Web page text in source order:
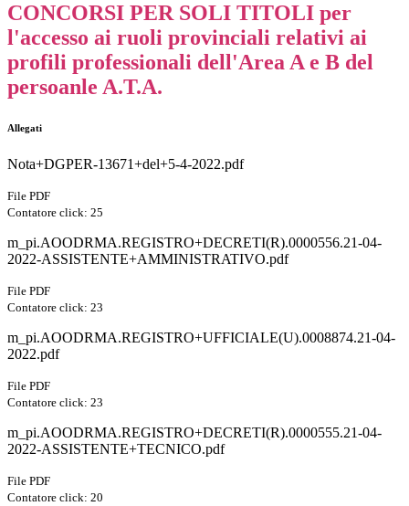
CONCORSI PER SOLI TITOLI per
l'accesso ai ruoli provinciali relativi ai
profili professionali dell'Area A e B del
persoanle A.T.A.
Allegati
Nota+DGPER-13671+del+5-4-2022.pdf
File PDF
Contatore click: 25
m_pi.AOODRMA.REGISTRO+DECRETI(R).0000556.21-04-
2022-ASSISTENTE+AMMINISTRATIVO.pdf
File PDF
Contatore click: 23
m_pi.AOODRMA.REGISTRO+UFFICIALE(U).0008874.21-04-
2022.pdf
File PDF
Contatore click: 23
m_pi.AOODRMA.REGISTRO+DECRETI(R).0000555.21-04-
2022-ASSISTENTE+TECNICO.pdf
File PDF
Contatore click: 20